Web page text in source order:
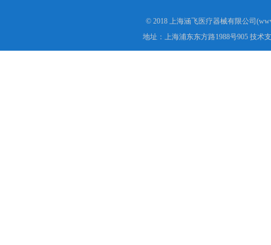
© 2018 上海涵飞医疗器械有限公司
地址：上海浦东东方路1988号905 技术